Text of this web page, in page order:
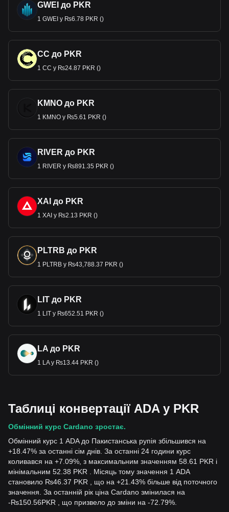
GWEI до PKR
1 GWEI у ₨6.78 PKR ()
CC до PKR
1 CC у ₨24.87 PKR ()
KMNO до PKR
1 KMNO у ₨5.61 PKR ()
RIVER до PKR
1 RIVER у ₨891.35 PKR ()
XAI до PKR
1 XAI у ₨2.13 PKR ()
PLTRB до PKR
1 PLTRB у ₨43,788.37 PKR ()
LIT до PKR
1 LIT у ₨652.51 PKR ()
LA до PKR
1 LA у ₨13.44 PKR ()
Таблиці конвертації ADA у PKR
Обмінний курс Cardano зростає.
Обмінний курс 1 ADA до Пакистанська рупія збільшився на
+18.47% за останні сім днів. За останні 24 години курс
коливався на +7.09%, з максимальним значенням 58.61 PKR і
мінімальним 52.38 PKR . Місяць тому значення 1 ADA
становило ₨46.37 PKR , що на +21.43% більше від поточного
значення. За останній рік ціна Cardano змінилася на
-₨150.56PKR , що призвело до зміни на -72.79%.